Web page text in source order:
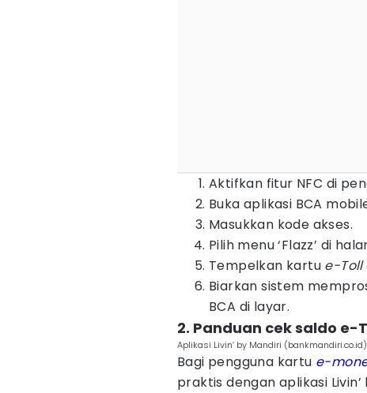
Aktifkan fitur NFC di
Buka aplikasi BCA
Masukkan kode akses.
Pilih menu ‘Flazz’ di
Tempelkan kartu e-Toll
Biarkan sistem
BCA di layar.
2. Panduan cek saldo e-
Aplikasi Livin’ by Mandiri (bankmandiri.co.id)
Bagi pengguna kartu e-
praktis dengan aplikasi